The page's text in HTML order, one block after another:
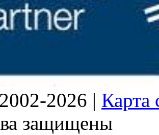
2026 | Карта
защищены